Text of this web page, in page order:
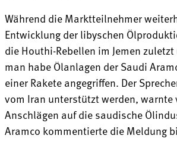
Während die Marktteilnehmer
Entwicklung der libyschen
die Houthi-Rebellen im Jemen
man habe Ölanlagen der Saudi
einer Rakete angegriffen. Der
vom Iran unterstützt werden, warnte
Anschlägen auf die saudische
Aramco kommentierte die Meldung